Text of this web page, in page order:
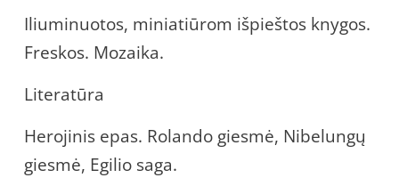
Iliuminuotos, miniatiūrom išpieštos knygos.
Freskos. Mozaika.
Literatūra
Herojinis epas. Rolando giesmė, Nibelungų
giesmė, Egilio saga.